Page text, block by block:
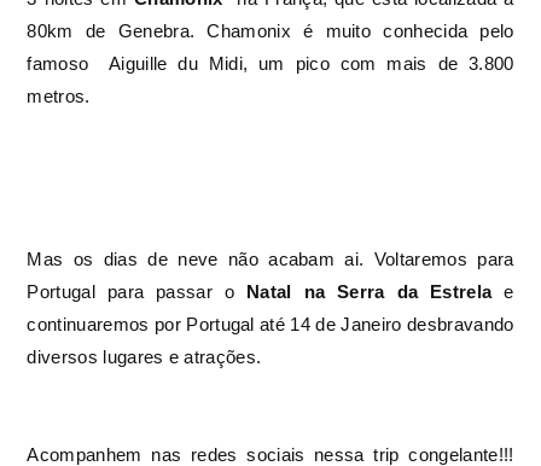
80km de Genebra. Chamonix é muito conhecida pelo
famoso Aiguille du Midi, um pico com mais de 3.800
metros.
Mas os dias de neve não acabam ai. Voltaremos para
Portugal para passar o Natal na Serra da Estrelae
continuaremos por Portugal até 14 de Janeiro desbravando
diversos lugares e atrações.
Acompanhem nas redes sociais nessa trip congelante!!!